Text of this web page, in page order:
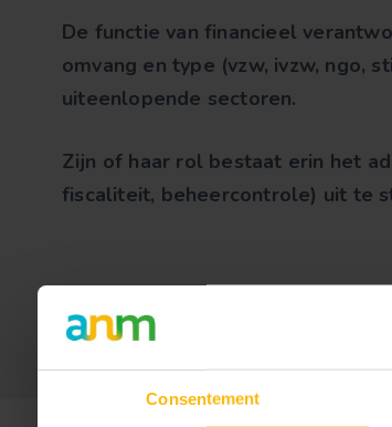
Consentement
De functie van financieel
omvang en type (vzw, ivzw, ngo,
uiteenlopende sectoren.
Zijn of haar rol bestaat erin het
fiscaliteit, beheercontrole) uit te